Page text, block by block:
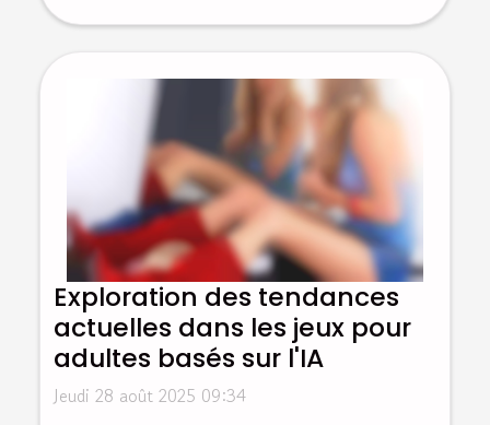
Exploration des tendances
actuelles dans les jeux pour
adultes basés sur l'IA
Jeudi 28 août 2025 09:34